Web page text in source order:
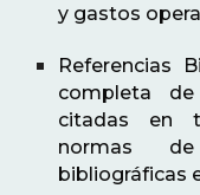
y gastos
Referencias
completa
citadas en
normas
bibliográficas